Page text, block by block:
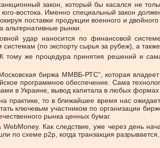
закон, который бы касался не
востока. Именно специальный закон
поставки продукции военного и
рынки.
удар наносится по финансовой
(по экспорту сырья за рубеж), а
тому же процедура принятия решений и
биржа ММВБ-РТС”, которая
программное обеспечение. Сама
в Украине, вывод капитала в любых
практике, то в ближайшее время нас
ключевым участником по организации
рынка ценных бумаг.
Как следствие, уже через день
схеме р2р, когда транзакция